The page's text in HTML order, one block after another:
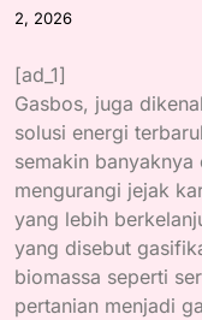
2, 2026
[ad_1]
Gasbos, juga
solusi energi
semakin
mengurangi jejak
yang lebih
yang disebut
biomassa seperti
pertanian menjadi